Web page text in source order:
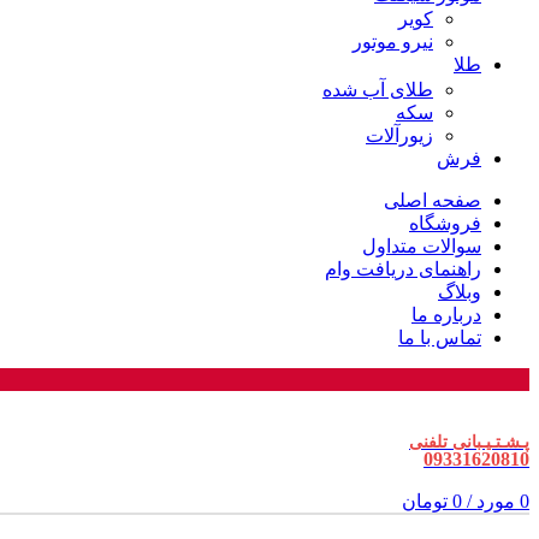
کویر
نیرو موتور
طلا
طلای آب شده
سکه
زیورآلات
فرش
صفحه اصلی
فروشگاه
سوالات متداول
راهنمای دریافت وام
وبلاگ
درباره ما
تماس با ما
پـشـتـیـبانی تلفنی
09331620810
0 مورد /
0 تومان